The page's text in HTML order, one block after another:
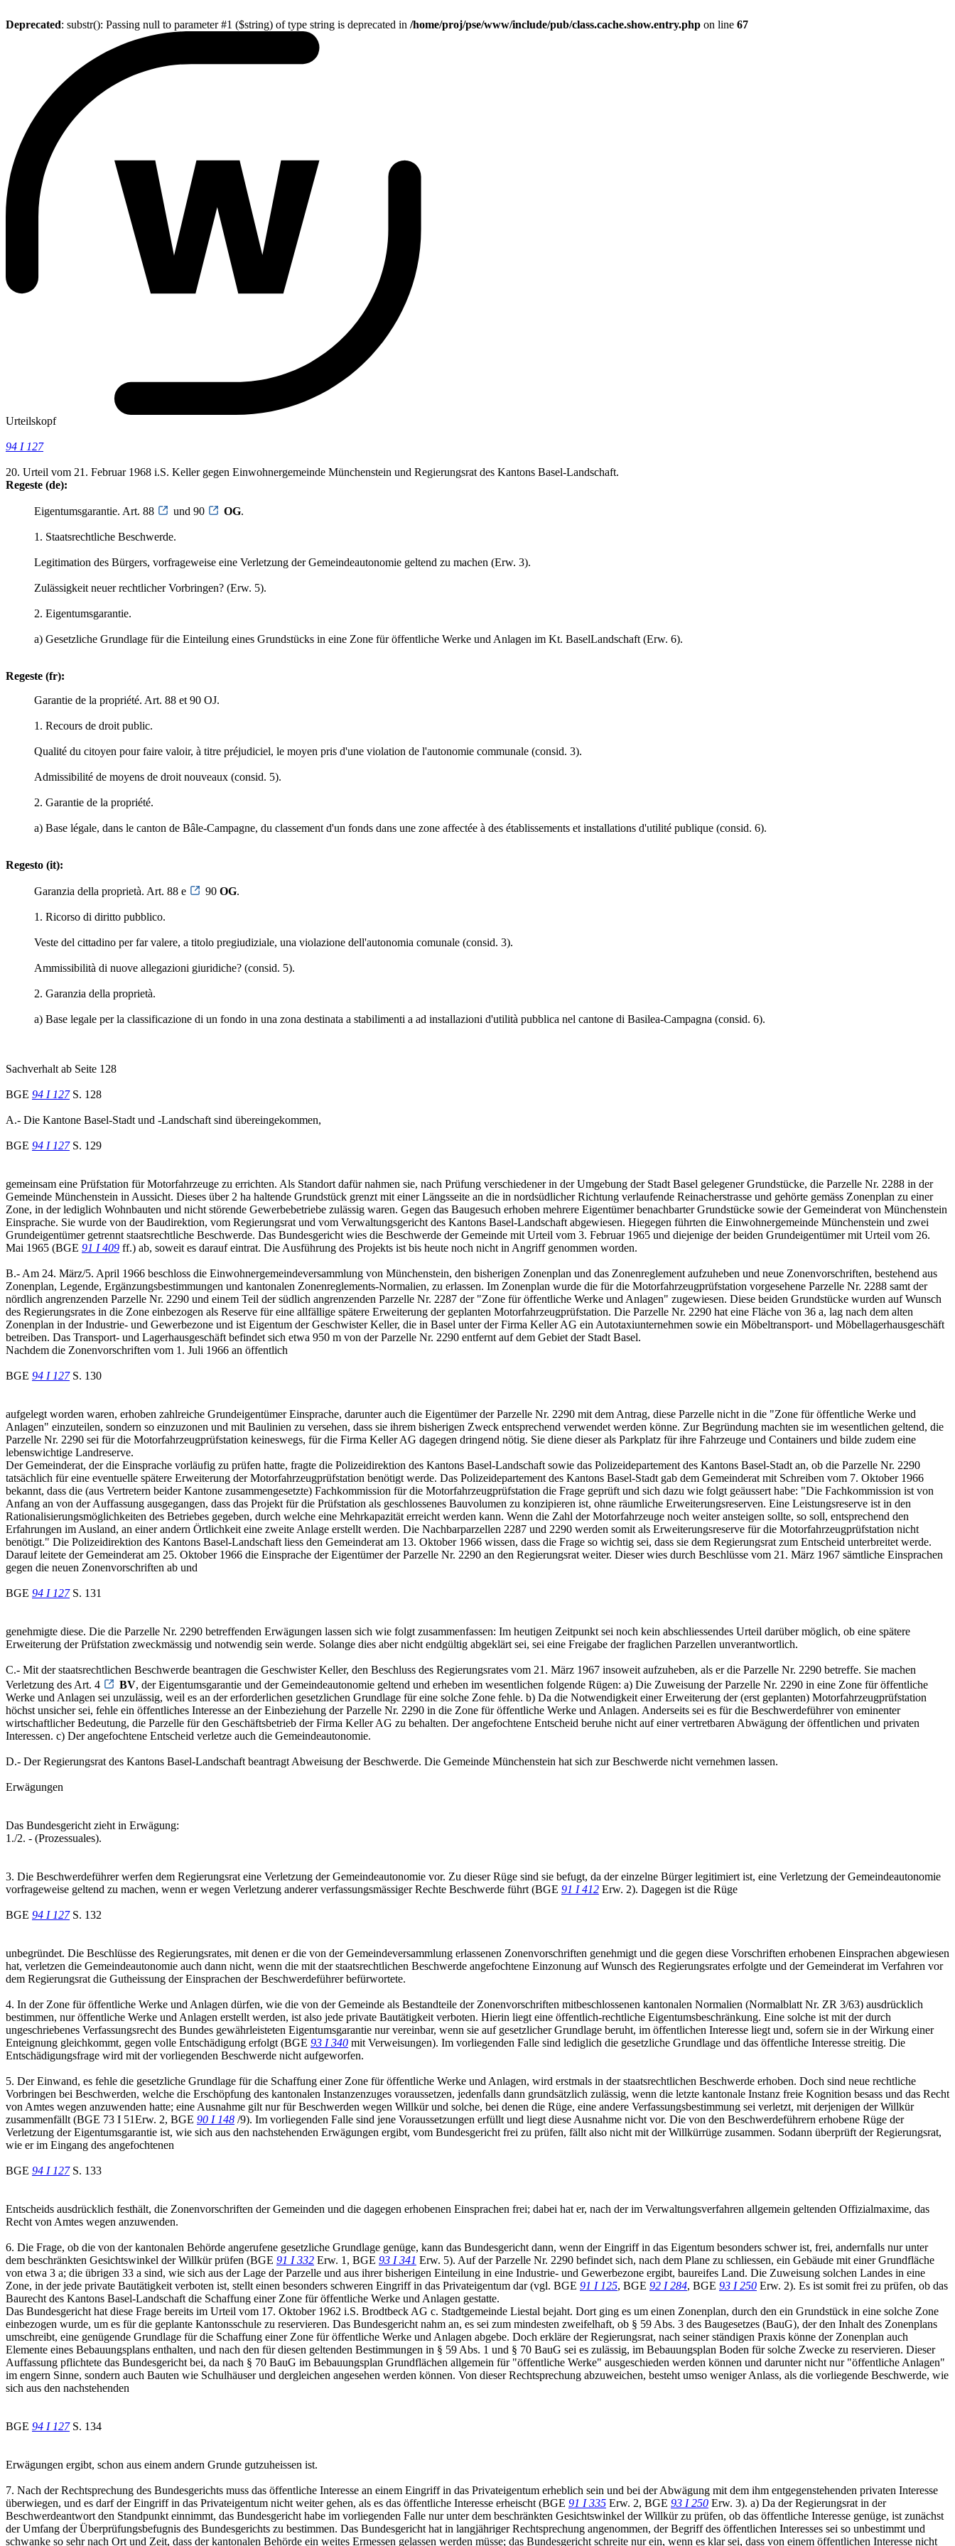
Deprecated: substr(): Passing null to parameter #1 ($string) of type string is deprecated in /home/proj/pse/www/include/pub/class.cache.show.entry.php on line 67
Urteilskopf
94 I 127
20. Urteil vom 21. Februar 1968 i.S. Keller gegen Einwohnergemeinde Münchenstein und Regierungsrat des Kantons Basel-Landschaft.
Regeste (de):
Eigentumsgarantie. Art. 88 und 90 OG.
1. Staatsrechtliche Beschwerde.
Legitimation des Bürgers, vorfrageweise eine Verletzung der Gemeindeautonomie geltend zu machen (Erw. 3).
Zulässigkeit neuer rechtlicher Vorbringen? (Erw. 5).
2. Eigentumsgarantie.
a) Gesetzliche Grundlage für die Einteilung eines Grundstücks in eine Zone für öffentliche Werke und Anlagen im Kt. BaselLandschaft (Erw. 6).
Regeste (fr):
Garantie de la propriété. Art. 88 et 90 OJ.
1. Recours de droit public.
Qualité du citoyen pour faire valoir, à titre préjudiciel, le moyen pris d'une violation de l'autonomie communale (consid. 3).
Admissibilité de moyens de droit nouveaux (consid. 5).
2. Garantie de la propriété.
a) Base légale, dans le canton de Bâle-Campagne, du classement d'un fonds dans une zone affectée à des établissements et installations d'utilité publique (consid. 6).
Regesto (it):
Garanzia della proprietà. Art. 88 e 90 OG.
1. Ricorso di diritto pubblico.
Veste del cittadino per far valere, a titolo pregiudiziale, una violazione dell'autonomia comunale (consid. 3).
Ammissibilità di nuove allegazioni giuridiche? (consid. 5).
2. Garanzia della proprietà.
a) Base legale per la classificazione di un fondo in una zona destinata a stabilimenti a ad installazioni d'utilità pubblica nel cantone di Basilea-Campagna (consid. 6).
Sachverhalt ab Seite 128
BGE 94 I 127S. 128
A.- Die Kantone Basel-Stadt und -Landschaft sind übereingekommen,
BGE 94 I 127S. 129
gemeinsam eine Prüfstation für Motorfahrzeuge zu errichten. Als Standort dafür nahmen sie, nach Prüfung verschiedener in der Umgebung der Stadt Basel gelegener Grundstücke, die Parzelle Nr. 2288 in der
Gemeinde Münchenstein in Aussicht. Dieses über 2 ha haltende Grundstück grenzt mit einer Längsseite an die in nordsüdlicher Richtung verlaufende Reinacherstrasse und gehörte gemäss Zonenplan zu einer
Zone, in der lediglich Wohnbauten und nicht störende Gewerbebetriebe zulässig waren. Gegen das Baugesuch erhoben mehrere Eigentümer benachbarter Grundstücke sowie der Gemeinderat von Münchenstein
Einsprache. Sie wurde von der Baudirektion, vom Regierungsrat und vom Verwaltungsgericht des Kantons Basel-Landschaft abgewiesen. Hiegegen führten die Einwohnergemeinde Münchenstein und zwei
Grundeigentümer getrennt staatsrechtliche Beschwerde. Das Bundesgericht wies die Beschwerde der Gemeinde mit Urteil vom 3. Februar 1965 und diejenige der beiden Grundeigentümer mit Urteil vom 26.
Mai 1965 (BGE 91 I 409 ff.) ab, soweit es darauf eintrat. Die Ausführung des Projekts ist bis heute noch nicht in Angriff genommen worden.
B.- Am 24. März/5. April 1966 beschloss die Einwohnergemeindeversammlung von Münchenstein, den bisherigen Zonenplan und das Zonenreglement aufzuheben und neue Zonenvorschriften, bestehend aus
Zonenplan, Legende, Ergänzungsbestimmungen und kantonalen Zonenreglements-Normalien, zu erlassen. Im Zonenplan wurde die für die Motorfahrzeugprüfstation vorgesehene Parzelle Nr. 2288 samt der
nördlich angrenzenden Parzelle Nr. 2290 und einem Teil der südlich angrenzenden Parzelle Nr. 2287 der "Zone für öffentliche Werke und Anlagen" zugewiesen. Diese beiden Grundstücke wurden auf Wunsch
des Regierungsrates in die Zone einbezogen als Reserve für eine allfällige spätere Erweiterung der geplanten Motorfahrzeugprüfstation. Die Parzelle Nr. 2290 hat eine Fläche von 36 a, lag nach dem alten
Zonenplan in der Industrie- und Gewerbezone und ist Eigentum der Geschwister Keller, die in Basel unter der Firma Keller AG ein Autotaxiunternehmen sowie ein Möbeltransport- und Möbellagerhausgeschäft
betreiben. Das Transport- und Lagerhausgeschäft befindet sich etwa 950 m von der Parzelle Nr. 2290 entfernt auf dem Gebiet der Stadt Basel.
Nachdem die Zonenvorschriften vom 1. Juli 1966 an öffentlich
BGE 94 I 127S. 130
aufgelegt worden waren, erhoben zahlreiche Grundeigentümer Einsprache, darunter auch die Eigentümer der Parzelle Nr. 2290 mit dem Antrag, diese Parzelle nicht in die "Zone für öffentliche Werke und
Anlagen" einzuteilen, sondern so einzuzonen und mit Baulinien zu versehen, dass sie ihrem bisherigen Zweck entsprechend verwendet werden könne. Zur Begründung machten sie im wesentlichen geltend, die
Parzelle Nr. 2290 sei für die Motorfahrzeugprüfstation keineswegs, für die Firma Keller AG dagegen dringend nötig. Sie diene dieser als Parkplatz für ihre Fahrzeuge und Containers und bilde zudem eine
lebenswichtige Landreserve.
Der Gemeinderat, der die Einsprache vorläufig zu prüfen hatte, fragte die Polizeidirektion des Kantons Basel-Landschaft sowie das Polizeidepartement des Kantons Basel-Stadt an, ob die Parzelle Nr. 2290
tatsächlich für eine eventuelle spätere Erweiterung der Motorfahrzeugprüfstation benötigt werde. Das Polizeidepartement des Kantons Basel-Stadt gab dem Gemeinderat mit Schreiben vom 7. Oktober 1966
bekannt, dass die (aus Vertretern beider Kantone zusammengesetzte) Fachkommission für die Motorfahrzeugprüfstation die Frage geprüft und sich dazu wie folgt geäussert habe: "Die Fachkommission ist von
Anfang an von der Auffassung ausgegangen, dass das Projekt für die Prüfstation als geschlossenes Bauvolumen zu konzipieren ist, ohne räumliche Erweiterungsreserven. Eine Leistungsreserve ist in den
Rationalisierungsmöglichkeiten des Betriebes gegeben, durch welche eine Mehrkapazität erreicht werden kann. Wenn die Zahl der Motorfahrzeuge noch weiter ansteigen sollte, so soll, entsprechend den
Erfahrungen im Ausland, an einer andern Örtlichkeit eine zweite Anlage erstellt werden. Die Nachbarparzellen 2287 und 2290 werden somit als Erweiterungsreserve für die Motorfahrzeugprüfstation nicht
benötigt." Die Polizeidirektion des Kantons Basel-Landschaft liess den Gemeinderat am 13. Oktober 1966 wissen, dass die Frage so wichtig sei, dass sie dem Regierungsrat zum Entscheid unterbreitet werde.
Darauf leitete der Gemeinderat am 25. Oktober 1966 die Einsprache der Eigentümer der Parzelle Nr. 2290 an den Regierungsrat weiter. Dieser wies durch Beschlüsse vom 21. März 1967 sämtliche Einsprachen
gegen die neuen Zonenvorschriften ab und
BGE 94 I 127S. 131
genehmigte diese. Die die Parzelle Nr. 2290 betreffenden Erwägungen lassen sich wie folgt zusammenfassen: Im heutigen Zeitpunkt sei noch kein abschliessendes Urteil darüber möglich, ob eine spätere
Erweiterung der Prüfstation zweckmässig und notwendig sein werde. Solange dies aber nicht endgültig abgeklärt sei, sei eine Freigabe der fraglichen Parzellen unverantwortlich.
C.- Mit der staatsrechtlichen Beschwerde beantragen die Geschwister Keller, den Beschluss des Regierungsrates vom 21. März 1967 insoweit aufzuheben, als er die Parzelle Nr. 2290 betreffe. Sie machen
Verletzung des Art. 4
BV, der Eigentumsgarantie und der Gemeindeautonomie geltend und erheben im wesentlichen folgende Rügen: a) Die Zuweisung der Parzelle Nr. 2290 in eine Zone für öffentliche
Werke und Anlagen sei unzulässig, weil es an der erforderlichen gesetzlichen Grundlage für eine solche Zone fehle. b) Da die Notwendigkeit einer Erweiterung der (erst geplanten) Motorfahrzeugprüfstation
höchst unsicher sei, fehle ein öffentliches Interesse an der Einbeziehung der Parzelle Nr. 2290 in die Zone für öffentliche Werke und Anlagen. Anderseits sei es für die Beschwerdeführer von eminenter
wirtschaftlicher Bedeutung, die Parzelle für den Geschäftsbetrieb der Firma Keller AG zu behalten. Der angefochtene Entscheid beruhe nicht auf einer vertretbaren Abwägung der öffentlichen und privaten
Interessen. c) Der angefochtene Entscheid verletze auch die Gemeindeautonomie.
D.- Der Regierungsrat des Kantons Basel-Landschaft beantragt Abweisung der Beschwerde. Die Gemeinde Münchenstein hat sich zur Beschwerde nicht vernehmen lassen.
Erwägungen
Das Bundesgericht zieht in Erwägung:
1./2. - (Prozessuales).
3. Die Beschwerdeführer werfen dem Regierungsrat eine Verletzung der Gemeindeautonomie vor. Zu dieser Rüge sind sie befugt, da der einzelne Bürger legitimiert ist, eine Verletzung der Gemeindeautonomie
vorfrageweise geltend zu machen, wenn er wegen Verletzung anderer verfassungsmässiger Rechte Beschwerde führt (BGE 91 I 412 Erw. 2). Dagegen ist die Rüge
BGE 94 I 127S. 132
unbegründet. Die Beschlüsse des Regierungsrates, mit denen er die von der Gemeindeversammlung erlassenen Zonenvorschriften genehmigt und die gegen diese Vorschriften erhobenen Einsprachen abgewiesen
hat, verletzen die Gemeindeautonomie auch dann nicht, wenn die mit der staatsrechtlichen Beschwerde angefochtene Einzonung auf Wunsch des Regierungsrates erfolgte und der Gemeinderat im Verfahren vor
dem Regierungsrat die Gutheissung der Einsprachen der Beschwerdeführer befürwortete.
4. In der Zone für öffentliche Werke und Anlagen dürfen, wie die von der Gemeinde als Bestandteile der Zonenvorschriften mitbeschlossenen kantonalen Normalien (Normalblatt Nr. ZR 3/63) ausdrücklich
bestimmen, nur öffentliche Werke und Anlagen erstellt werden, ist also jede private Bautätigkeit verboten. Hierin liegt eine öffentlich-rechtliche Eigentumsbeschränkung. Eine solche ist mit der durch
ungeschriebenes Verfassungsrecht des Bundes gewährleisteten Eigentumsgarantie nur vereinbar, wenn sie auf gesetzlicher Grundlage beruht, im öffentlichen Interesse liegt und, sofern sie in der Wirkung einer
Enteignung gleichkommt, gegen volle Entschädigung erfolgt (BGE 93 I 340 mit Verweisungen). Im vorliegenden Falle sind lediglich die gesetzliche Grundlage und das öffentliche Interesse streitig. Die
Entschädigungsfrage wird mit der vorliegenden Beschwerde nicht aufgeworfen.
5. Der Einwand, es fehle die gesetzliche Grundlage für die Schaffung einer Zone für öffentliche Werke und Anlagen, wird erstmals in der staatsrechtlichen Beschwerde erhoben. Doch sind neue rechtliche
Vorbringen bei Beschwerden, welche die Erschöpfung des kantonalen Instanzenzuges voraussetzen, jedenfalls dann grundsätzlich zulässig, wenn die letzte kantonale Instanz freie Kognition besass und das Recht
von Amtes wegen anzuwenden hatte; eine Ausnahme gilt nur für Beschwerden wegen Willkür und solche, bei denen die Rüge, eine andere Verfassungsbestimmung sei verletzt, mit derjenigen der Willkür
zusammenfällt (BGE 73 I 51Erw. 2, BGE 90 I 148 /9). Im vorliegenden Falle sind jene Voraussetzungen erfüllt und liegt diese Ausnahme nicht vor. Die von den Beschwerdeführern erhobene Rüge der
Verletzung der Eigentumsgarantie ist, wie sich aus den nachstehenden Erwägungen ergibt, vom Bundesgericht frei zu prüfen, fällt also nicht mit der Willkürrüge zusammen. Sodann überprüft der Regierungsrat,
wie er im Eingang des angefochtenen
BGE 94 I 127S. 133
Entscheids ausdrücklich festhält, die Zonenvorschriften der Gemeinden und die dagegen erhobenen Einsprachen frei; dabei hat er, nach der im Verwaltungsverfahren allgemein geltenden Offizialmaxime, das
Recht von Amtes wegen anzuwenden.
6. Die Frage, ob die von der kantonalen Behörde angerufene gesetzliche Grundlage genüge, kann das Bundesgericht dann, wenn der Eingriff in das Eigentum besonders schwer ist, frei, andernfalls nur unter
dem beschränkten Gesichtswinkel der Willkür prüfen (BGE 91 I 332 Erw. 1, BGE 93 I 341 Erw. 5). Auf der Parzelle Nr. 2290 befindet sich, nach dem Plane zu schliessen, ein Gebäude mit einer Grundfläche
von etwa 3 a; die übrigen 33 a sind, wie sich aus der Lage der Parzelle und aus ihrer bisherigen Einteilung in eine Industrie- und Gewerbezone ergibt, baureifes Land. Die Zuweisung solchen Landes in eine
Zone, in der jede private Bautätigkeit verboten ist, stellt einen besonders schweren Eingriff in das Privateigentum dar (vgl. BGE 91 I 125, BGE 92 I 284, BGE 93 I 250 Erw. 2). Es ist somit frei zu prüfen, ob das
Baurecht des Kantons Basel-Landschaft die Schaffung einer Zone für öffentliche Werke und Anlagen gestatte.
Das Bundesgericht hat diese Frage bereits im Urteil vom 17. Oktober 1962 i.S. Brodtbeck AG c. Stadtgemeinde Liestal bejaht. Dort ging es um einen Zonenplan, durch den ein Grundstück in eine solche Zone
einbezogen wurde, um es für die geplante Kantonsschule zu reservieren. Das Bundesgericht nahm an, es sei zum mindesten zweifelhaft, ob § 59 Abs. 3 des Baugesetzes (BauG), der den Inhalt des Zonenplans
umschreibt, eine genügende Grundlage für die Schaffung einer Zone für öffentliche Werke und Anlagen abgebe. Doch erkläre der Regierungsrat, nach seiner ständigen Praxis könne der Zonenplan auch
Elemente eines Bebauungsplans enthalten, und nach den für diesen geltenden Bestimmungen in § 59 Abs. 1 und § 70 BauG sei es zulässig, im Bebauungsplan Boden für solche Zwecke zu reservieren. Dieser
Auffassung pflichtete das Bundesgericht bei, da nach § 70 BauG im Bebauungsplan Grundflächen allgemein für "öffentliche Werke" ausgeschieden werden können und darunter nicht nur "öffentliche Anlagen"
im engern Sinne, sondern auch Bauten wie Schulhäuser und dergleichen angesehen werden können. Von dieser Rechtsprechung abzuweichen, besteht umso weniger Anlass, als die vorliegende Beschwerde, wie
sich aus den nachstehenden
BGE 94 I 127S. 134
Erwägungen ergibt, schon aus einem andern Grunde gutzuheissen ist.
7. Nach der Rechtsprechung des Bundesgerichts muss das öffentliche Interesse an einem Eingriff in das Privateigentum erheblich sein und bei der Abwägung mit dem ihm entgegenstehenden privaten Interesse
überwiegen, und es darf der Eingriff in das Privateigentum nicht weiter gehen, als es das öffentliche Interesse erheischt (BGE 91 I 335 Erw. 2, BGE 93 I 250 Erw. 3). a) Da der Regierungsrat in der
Beschwerdeantwort den Standpunkt einnimmt, das Bundesgericht habe im vorliegenden Falle nur unter dem beschränkten Gesichtswinkel der Willkür zu prüfen, ob das öffentliche Interesse genüge, ist zunächst
der Umfang der Überprüfungsbefugnis des Bundesgerichts zu bestimmen. Das Bundesgericht hat in langjähriger Rechtsprechung angenommen, der Begriff des öffentlichen Interesses sei so unbestimmt und
schwanke so sehr nach Ort und Zeit, dass der kantonalen Behörde ein weites Ermessen gelassen werden müsse; das Bundesgericht schreite nur ein, wenn es klar sei, dass von einem öffentlichen Interesse nicht